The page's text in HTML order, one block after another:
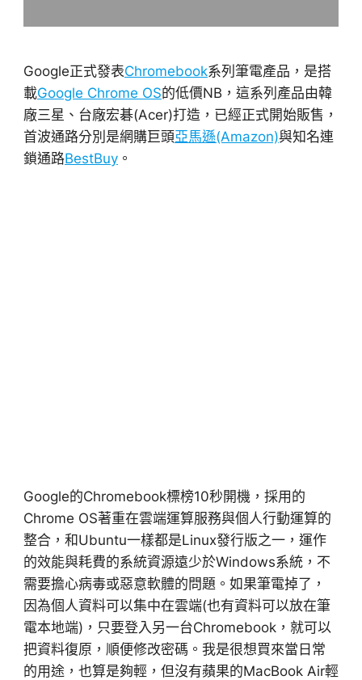
Google正式發表Chromebook系列筆電產品，是搭
載Google Chrome OS的低價NB，這系列產品由韓
廠三星、台廠宏碁(Acer)打造，已經正式開始販售，
首波通路分別是網購巨頭亞馬遜(Amazon)與知名連
鎖通路BestBuy。
Google的Chromebook標榜10秒開機，採用的
Chrome OS著重在雲端運算服務與個人行動運算的
整合，和Ubuntu一樣都是Linux發行版之一，運作
的效能與耗費的系統資源遠少於Windows系統，不
需要擔心病毒或惡意軟體的問題。如果筆電掉了，
因為個人資料可以集中在雲端(也有資料可以放在筆
電本地端)，只要登入另一台Chromebook，就可以
把資料復原，順便修改密碼。我是很想買來當日常
的用途，也算是夠輕，但沒有蘋果的MacBook Air輕